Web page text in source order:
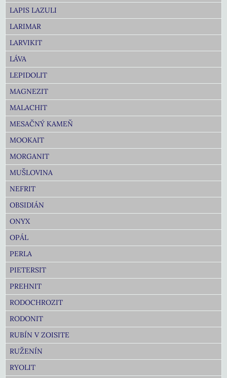
LAPIS LAZULI
LARIMAR
LARVIKIT
LÁVA
LEPIDOLIT
MAGNEZIT
MALACHIT
MESAČNÝ KAMEŇ
MOOKAIT
MORGANIT
MUŠLOVINA
NEFRIT
OBSIDIÁN
ONYX
OPÁL
PERLA
PIETERSIT
PREHNIT
RODOCHROZIT
RODONIT
RUBÍN V ZOISITE
RUŽENÍN
RYOLIT